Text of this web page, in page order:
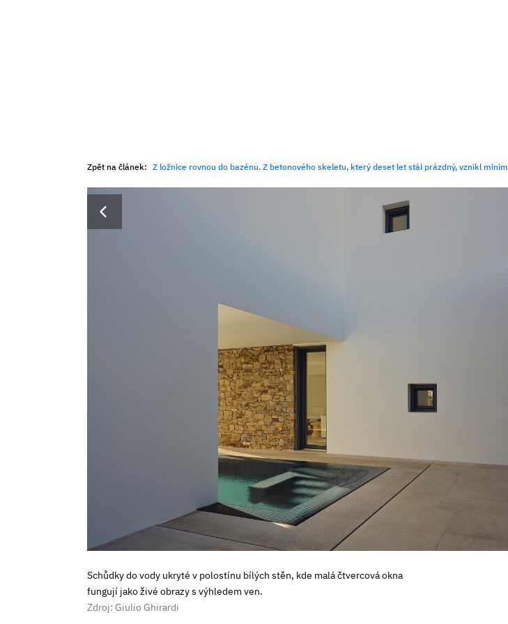
Zpět na článek: Z ložnice rovnou do bazénu. Z betonového skeletu, který deset let stál prázdný, vznikl minimalistický dům u moře
Schůdky do vody ukryté v polostínu bílých stěn, kde malá čtvercová okna
fungují jako živé obrazy s výhledem ven.
Zdroj: Giulio Ghirardi